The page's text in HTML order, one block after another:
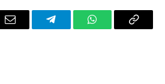
Email TelegramWhatsAppCopy